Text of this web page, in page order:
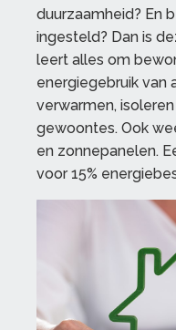
duurzaamheid? En
ingesteld? Dan is
leert alles om
energiegebruik van
verwarmen,
gewoontes. Ook
en zonnepanelen.
voor 15%